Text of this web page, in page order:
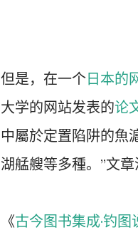
但是，在一个日本的
大学的网站发表的论
中屬於定置陷阱的魚
湖艋艘等多種。”文
《古今图书集成·钓图